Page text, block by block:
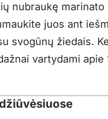
nubraukę marinato
juos ant
svogūnų žiedais.
vartydami apie